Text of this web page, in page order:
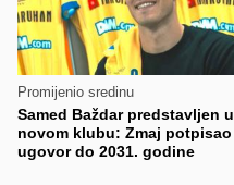
Promijenio sredinu
Samed Baždar predstavljen u
novom klubu: Zmaj potpisao
ugovor do 2031. godine